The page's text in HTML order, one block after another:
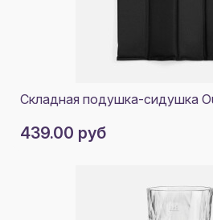
Складная подушка-сидушка
439.00 руб